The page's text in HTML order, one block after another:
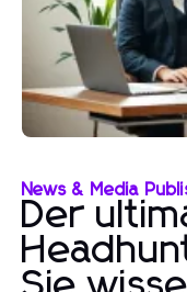
News & Media
Der